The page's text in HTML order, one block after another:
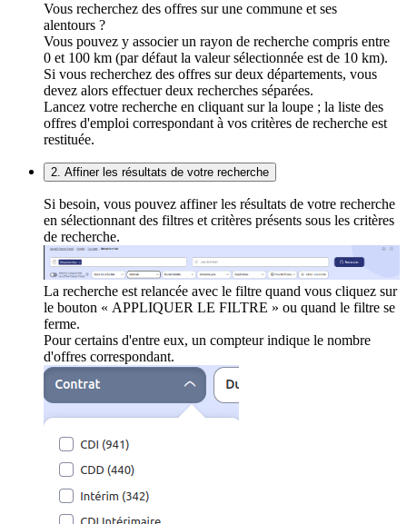
Vous recherchez des offres sur une commune et ses
alentours ?
Vous pouvez y associer un rayon de recherche compris entre
0 et 100 km (par défaut la valeur sélectionnée est de 10 km).
Si vous recherchez des offres sur deux départements, vous
devez alors effectuer deux recherches séparées.
Lancez votre recherche en cliquant sur la loupe ; la liste des
offres d'emploi correspondant à vos critères de recherche est
restituée.
2. Affiner les résultats de votre recherche
Si besoin, vous pouvez affiner les résultats de votre recherche
en sélectionnant des filtres et critères présents sous les critères
de recherche.
La recherche est relancée avec le filtre quand vous cliquez sur
le bouton « APPLIQUER LE FILTRE » ou quand le filtre se
ferme.
Pour certains d'entre eux, un compteur indique le nombre
d'offres correspondant.